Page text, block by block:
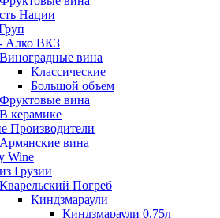
Нации
Алко ВКЗ
Виноградные вина
Классические
Большой объем
Фруктовые вина
В керамике
Производители
Армянские вина
Wine
Грузии
Кварельский Погреб
Киндзмараули
Киндзмараули 0,75л